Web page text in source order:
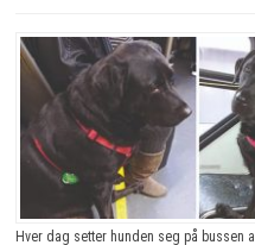
Hver dag setter hunden seg på bussen